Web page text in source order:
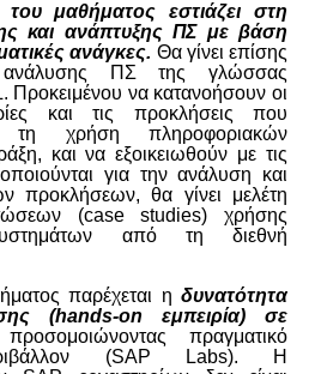
μαθήματος εστιάζει στη
και ανάπτυξης ΠΣ με βάση
ανάγκες. Θα γίνει επίσης
ανάλυσης ΠΣ της γλώσσας
Προκειμένου να κατανοήσουν οι
και τις προκλήσεις που
χρήση πληροφοριακών
και να εξοικειωθούν με τις
για την ανάλυση και
προκλήσεων, θα γίνει μελέτη
(case studies) χρήσης
από τη διεθνή
παρέχεται η δυνατότητα
(hands-on εμπειρία) σε
προσομοιώνοντας πραγματικό
(SAP Labs). Η